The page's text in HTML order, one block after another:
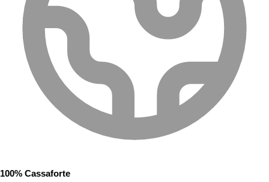
100% Cassaforte